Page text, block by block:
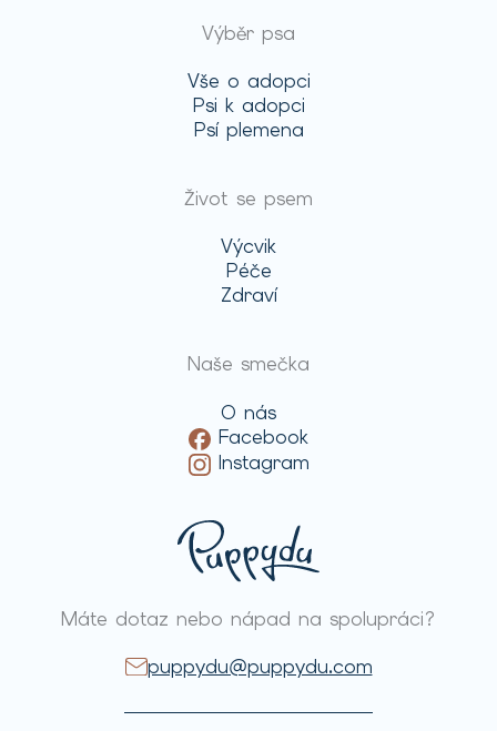
Výběr psa
Vše o adopci
Psi k adopci
Psí plemena
Život se psem
Výcvik
Péče
Zdraví
Naše smečka
O nás
Facebook
Instagram
Máte dotaz nebo nápad na spolupráci?
puppydu@puppydu.com